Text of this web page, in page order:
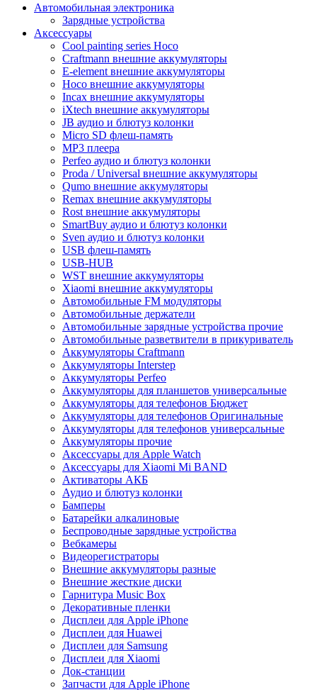
Автомобильная электроника
Зарядные устройства
Аксессуары
Cool painting series Hoco
Craftmann внешние аккумуляторы
E-element внешние аккумуляторы
Hoco внешние аккумуляторы
Incax внешние аккумуляторы
iXtech внешние аккумуляторы
JB аудио и блютуз колонки
Micro SD флеш-память
MP3 плеера
Perfeo аудио и блютуз колонки
Proda / Universal внешние аккумуляторы
Qumo внешние аккумуляторы
Remax внешние аккумуляторы
Rost внешние аккумуляторы
SmartBuy аудио и блютуз колонки
Sven аудио и блютуз колонки
USB флеш-память
USB-HUB
WST внешние аккумуляторы
Xiaomi внешние аккумуляторы
Автомобильные FM модуляторы
Автомобильные держатели
Автомобильные зарядные устройства прочие
Автомобильные разветвители в прикуриватель
Аккумуляторы Craftmann
Аккумуляторы Interstep
Аккумуляторы Perfeo
Аккумуляторы для планшетов универсальные
Аккумуляторы для телефонов Бюджет
Аккумуляторы для телефонов Оригинальные
Аккумуляторы для телефонов универсальные
Аккумуляторы прочие
Аксессуары для Apple Watch
Аксессуары для Xiaomi Mi BAND
Активаторы АКБ
Аудио и блютуз колонки
Бамперы
Батарейки алкалиновые
Беспроводные зарядные устройства
Вебкамеры
Видеорегистраторы
Внешние аккумуляторы разные
Внешние жесткие диски
Гарнитура Music Box
Декоративные пленки
Дисплеи для Apple iPhone
Дисплеи для Huawei
Дисплеи для Samsung
Дисплеи для Xiaomi
Док-станции
Запчасти для Apple iPhone